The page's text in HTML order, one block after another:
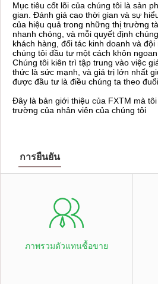
Mục tiêu cốt lõi của chúng tôi là sản
gian. Đánh giá cao thời gian và sự
của hiệu quả trong những thị trường
nhanh chóng, và mỗi quyết định
khách hàng, đối tác kinh doanh và
chúng tôi đầu tư một cách khôn
Chúng tôi kiên trì tập trung vào việc
thức là sức mạnh, và giá trị lớn nhất
được đầu tư là điều chúng ta theo đuổi.
Đây là bản giới thiệu của FXTM mà
trường của nhân viên của chúng tôi
การยืนยัน
ภาพรวมตัวแทนซื้อขาย